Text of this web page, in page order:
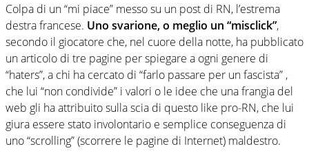
Colpa di un “mi piace” messo su un post di RN, l’estrema
destra francese. Uno svarione, o meglio un “misclick”,
secondo il giocatore che, nel cuore della notte, ha pubblicato
un articolo di tre pagine per spiegare a ogni genere di
“haters”, a chi ha cercato di “farlo passare per un fascista” ,
che lui “non condivide” i valori o le idee che una frangia del
web gli ha attribuito sulla scia di questo like pro-RN, che lui
giura essere stato involontario e semplice conseguenza di
uno “scrolling” (scorrere le pagine di Internet) maldestro.